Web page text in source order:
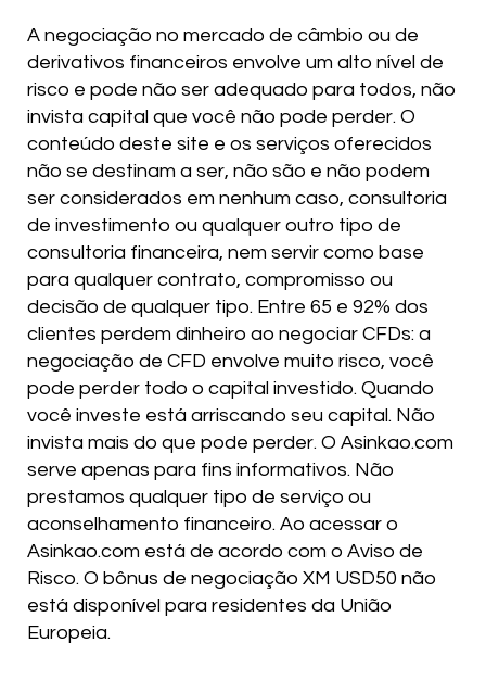
A negociação no mercado de câmbio ou de
derivativos financeiros envolve um alto nível de
risco e pode não ser adequado para todos, não
invista capital que você não pode perder. O
conteúdo deste site e os serviços oferecidos
não se destinam a ser, não são e não podem
ser considerados em nenhum caso, consultoria
de investimento ou qualquer outro tipo de
consultoria financeira, nem servir como base
para qualquer contrato, compromisso ou
decisão de qualquer tipo. Entre 65 e 92% dos
clientes perdem dinheiro ao negociar CFDs: a
negociação de CFD envolve muito risco, você
pode perder todo o capital investido. Quando
você investe está arriscando seu capital. Não
invista mais do que pode perder. O Asinkao.com
serve apenas para fins informativos. Não
prestamos qualquer tipo de serviço ou
aconselhamento financeiro. Ao acessar o
Asinkao.com está de acordo com o Aviso de
Risco. O bônus de negociação XM USD50 não
está disponível para residentes da União
Europeia.